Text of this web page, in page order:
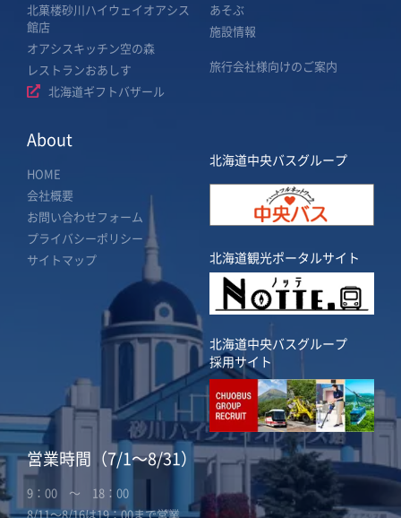
北菓楼砂川ハイウェイオアシス
館店
オアシスキッチン空の森
レストランおあしす
北海道ギフトバザール
あそぶ
施設情報
旅行会社様向けのご案内
About
HOME
会社概要
お問い合わせフォーム
プライバシーポリシー
サイトマップ
北海道中央バスグループ
北海道観光ポータルサイト
北海道中央バスグループ
採用サイト
営業時間（7/1～8/31）
9：00 ～ 18：00
8/11～8/16は19：00まで営業